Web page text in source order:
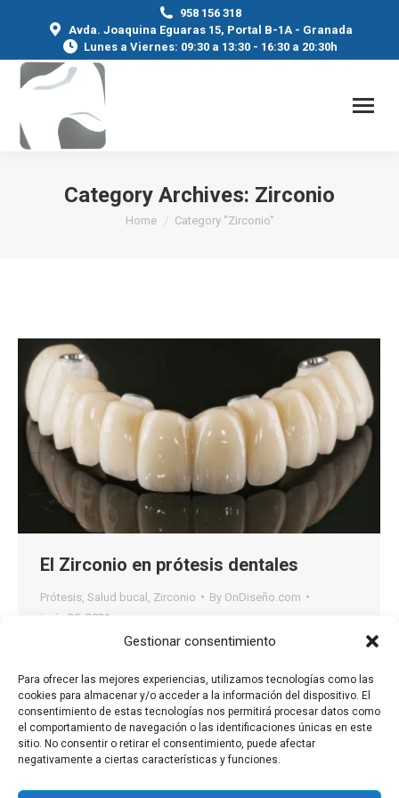
Gestionar consentimiento
Para ofrecer las mejores experiencias, utilizamos tecnologías como las
cookies para almacenar y/o acceder a la información del dispositivo. El
consentimiento de estas tecnologías nos permitirá procesar datos como
el comportamiento de navegación o las identificaciones únicas en este
sitio. No consentir o retirar el consentimiento, puede afectar
negativamente a ciertas características y funciones.
958 156 318
Avda. Joaquina Eguaras 15, Portal B-1A - Granada
Lunes a Viernes: 09:30 a 13:30 - 16:30 a 20:30h
Category Archives: Zirconio
You are here:
Home Category "Zirconio"
El Zirconio en prótesis dentales
Prótesis Salud bucal Zirconio By OnDiseño.com
junio 29, 2021
El Zirconio El Zirconio propiamente es un metal,
que en odontología se utiliza para solucionar
problemas de salud o de estética con algunas
piezas dentales. Y, aunque es un metal, los
odontólogos hablamos de Zirconio dental,